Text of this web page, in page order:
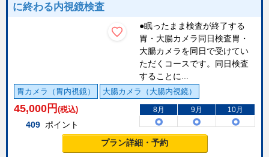
に終わる内視鏡検査
●眠ったまま検査が終了する
胃・大腸カメラ同日検査胃・
大腸カメラを同日で受けてい
ただくコースです。同日検査
することに...
胃カメラ（胃内視鏡） 大腸カメラ（大腸内視鏡）
45,000 円 (税込)
409 ポイント
8月 9月 10月
プラン詳細・予約